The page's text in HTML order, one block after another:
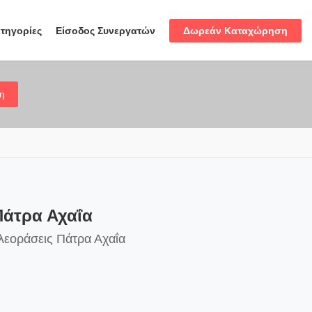
Είσοδος Συνεργατών Δωρεάν Καταχώρηση
Αχαΐα
Πάτρα Αχαΐα